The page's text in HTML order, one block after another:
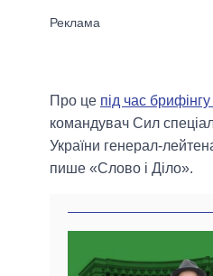
Про це під час
командувач Сил
України генерал-
пише «Слово і Діло».